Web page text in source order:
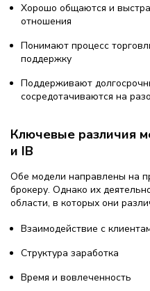
Хорошо общаются и
отношения
Понимают процесс
поддержку
Поддерживают
сосредотачиваются на
Ключевые различия
и IB
Обе модели направлены на
брокеру. Однако их
области, в которых они
Взаимодействие с
Структура заработка
Время и вовлеченность